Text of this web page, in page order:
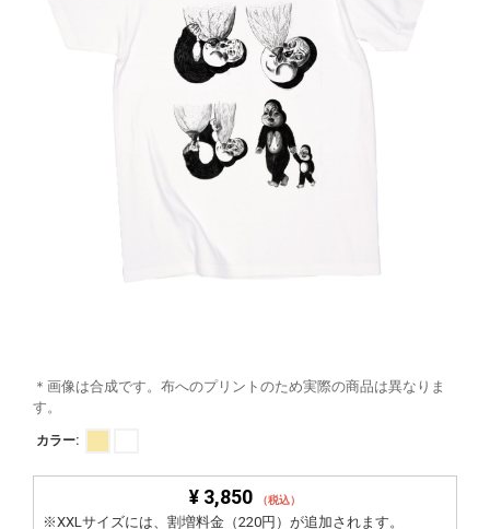
＊画像は合成です。布へのプリントのため実際の商品は異なりま
す。
カラー:
¥ 3,850 （税込）
※XXLサイズには、割増料金（220円）が追加されます。